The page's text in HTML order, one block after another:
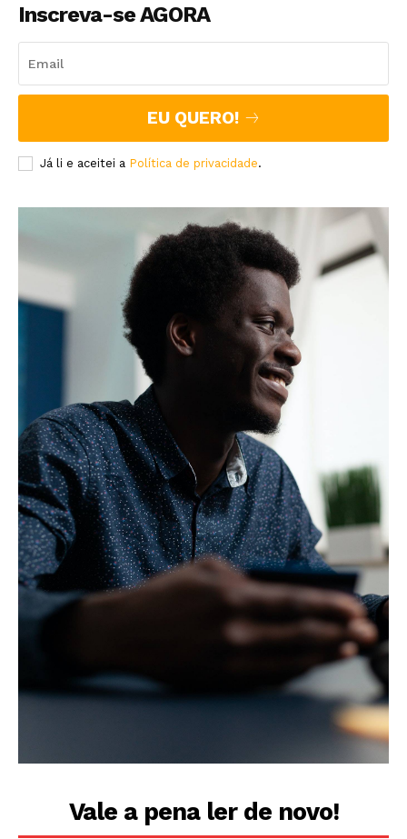
Inscreva-se AGORA
EU QUERO!
Já li e aceitei a Política de privacidade.
Vale a pena ler de novo!